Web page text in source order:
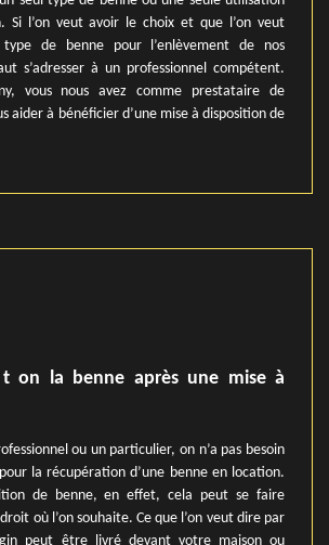
Si l’on veut avoir le choix et que l’on veut
de benne pour l’enlèvement de nos
s’adresser à un professionnel compétent.
vous nous avez comme prestataire de
aider à bénéficier d’une mise à disposition de
t on la benne après une mise à
ou un particulier, on n’a pas besoin
la récupération d’une benne en location.
de benne, en effet, cela peut se faire
où l’on souhaite. Ce que l’on veut dire par
peut être livré devant votre maison ou